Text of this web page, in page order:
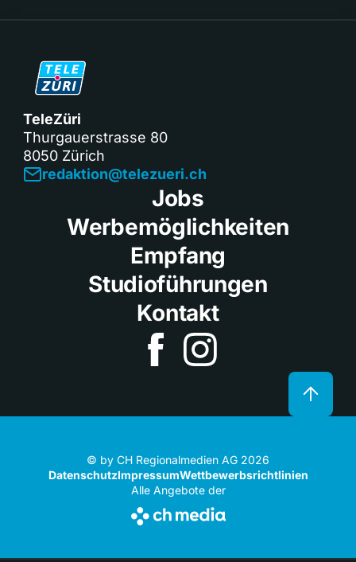
TeleZüri
Thurgauerstrasse 80
8050 Zürich
redaktion@telezueri.ch
Jobs
Werbemöglichkeiten
Empfang
Studioführungen
Kontakt
© by CH Regionalmedien AG 2026
DatenschutzImpressumWettbewerbsrichtlinien
Alle Angebote der